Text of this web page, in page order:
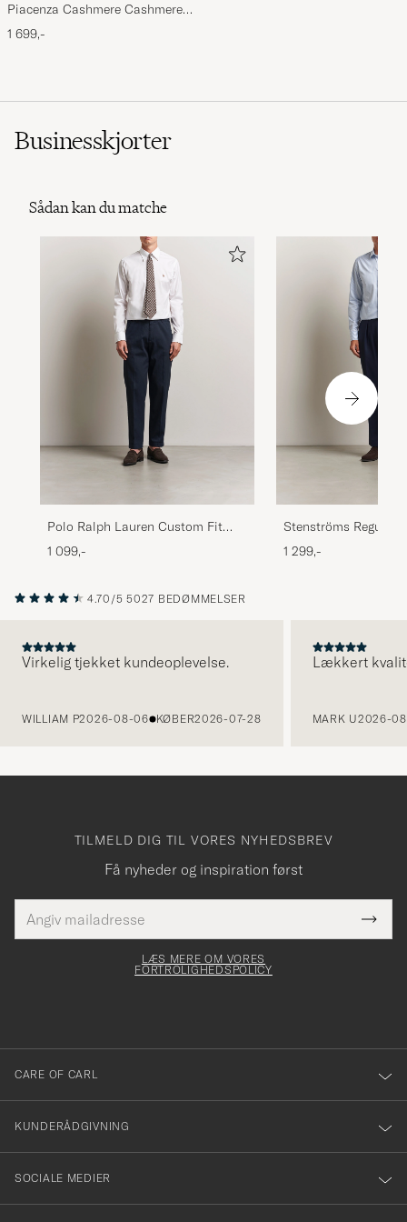
Piacenza Cashmere Cashmere
Scarf Light Beige
1 699,-
Businesskjorter
Sådan kan du matche
Polo Ralph Lauren Custom Fit
Oxford Dress Shirt White
1 099,-
Stenströms Regular
Cut Away Shirt
1 299,-
4.70/5 5027 BEDØMMELSER
Virkelig tjekket kundeoplevelse.
WILLIAM P2026-08-06 KØBER2026-07-28
Lækkert
MARK U2026-
TILMELD DIG TIL VORES NYHEDSBREV
Få nyheder og inspiration først
mailadresse
skal
Tack
för
dig
till
vårt
nyhetsbrev!
LÆS MERE OM VORES
FORTROLIGHEDSPOLICY
CARE OF CARL
KUNDERÅDGIVNING
SOCIALE MEDIER